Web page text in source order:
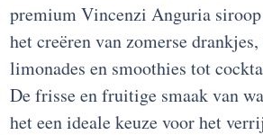
premium Vincenzi Anguria
het creëren van zomerse
limonades en smoothies tot
De frisse en fruitige smaak van
het een ideale keuze voor het